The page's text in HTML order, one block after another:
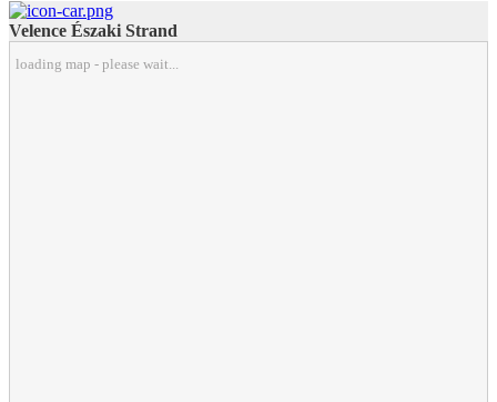
Velence Északi Strand
loading map - please wait...